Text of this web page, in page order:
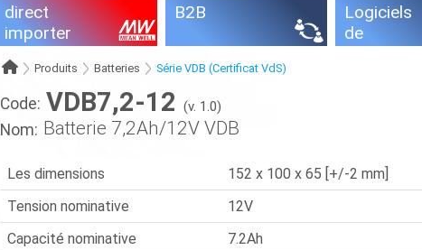
direct
importer
B2B
Logiciels
de
Produits Batteries Série VDB (Certificat VdS)
Code: VDB7,2-12 (v. 1.0)
Nom: Batterie 7,2Ah/12V VDB
Les dimensions
152 x 100 x 65 [+/-2 mm]
Tension nominative
12V
Capacité nominative
7.2Ah